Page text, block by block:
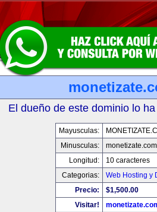
El dueño de este dominio lo
Mayusculas:
Minusculas:
monetizate.com
Longitud:
10 caracteres
Categorias:
Web Hosting y
Precio:
$1,500.00
Visitar!